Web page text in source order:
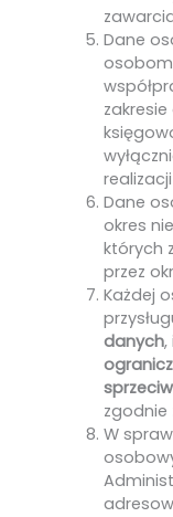
Dane
Dane
okres
których
przez
Każdej
danych,
zgodnie
W